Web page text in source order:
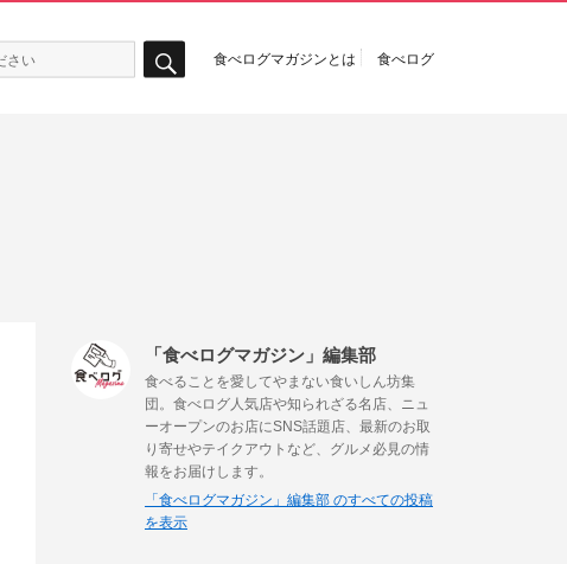
食べログマガジンとは 食べログ
「食べログマガジン」編集部
食べることを愛してやまない食いしん坊集
団。食べログ人気店や知られざる名店、ニュ
ーオープンのお店にSNS話題店、最新のお取
り寄せやテイクアウトなど、グルメ必見の情
報をお届けします。
「食べログマガジン」編集部 のすべての投稿
を表示